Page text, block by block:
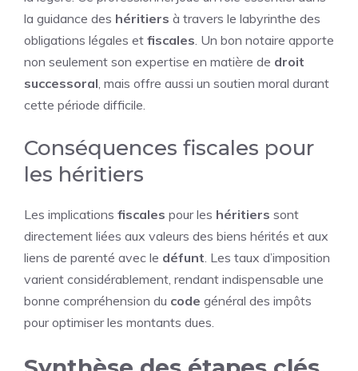
la guidance des héritiers à travers le labyrinthe des
obligations légales et fiscales . Un bon notaire apporte
non seulement son expertise en matière de droit
successoral , mais offre aussi un soutien moral durant
cette période difficile.
Conséquences fiscales pour
les héritiers
Les implications fiscales pour les héritiers sont
directement liées aux valeurs des biens hérités et aux
liens de parenté avec le défunt . Les taux d’imposition
varient considérablement, rendant indispensable une
bonne compréhension du code général des impôts
pour optimiser les montants dues.